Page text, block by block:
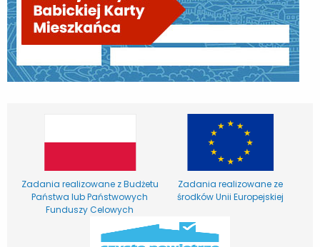
Zadania realizowane z Budżetu
Państwa lub Państwowych
Funduszy Celowych
Zadania realizowane ze
środków Unii Europejskiej